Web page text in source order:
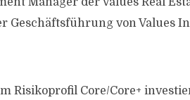
Geschäftsführung von Values
Risikoprofil Core/Core+